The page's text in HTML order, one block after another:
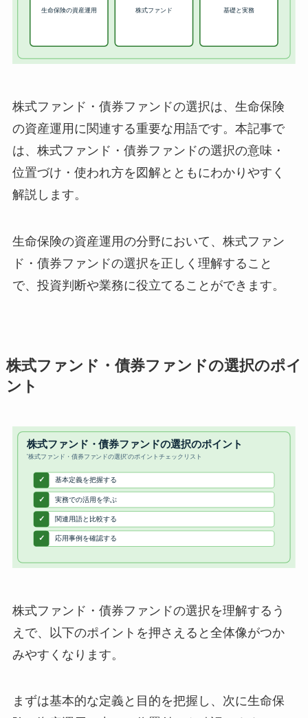
株式ファンド・債券ファンドの選択は、生命保険
の資産運用に関連する重要な用語です。本記事で
は、株式ファンド・債券ファンドの選択の意味・
位置づけ・使われ方を図解とともにわかりやすく
解説します。
生命保険の資産運用の分野において、株式ファン
ド・債券ファンドの選択を正しく理解すること
で、投資判断や業務に役立てることができます。
株式ファンド・債券ファンドの選択のポイ
ント
株式ファンド・債券ファンドの選択を理解するう
えで、以下のポイントを押さえると全体像がつか
みやすくなります。
まずは基本的な定義と目的を把握し、次に生命保